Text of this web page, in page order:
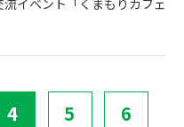
イベント「くまもりカフェ
4 5 6